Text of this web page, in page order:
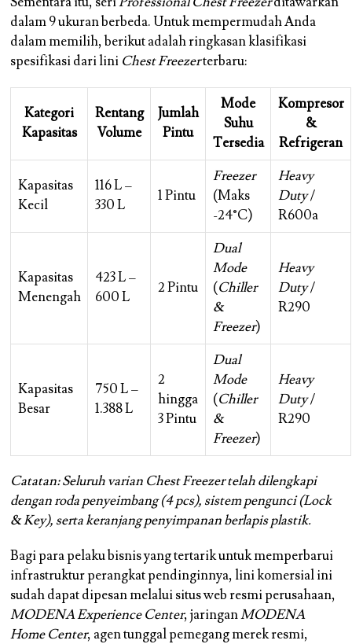
dalam 9 ukuran berbeda. Untuk mempermudah Anda
dalam memilih, berikut adalah ringkasan klasifikasi
spesifikasi dari lini Chest Freezerterbaru:
Kategori
Kapasitas
Rentang
Volume
Jumlah
Pintu
Mode
Suhu
Tersedia
Kompresor
&
Refrigeran
Kapasitas
Kecil
116 L –
330 L
1 Pintu
Freezer
(Maks
-24°C)
Heavy
Duty/
R600a
Kapasitas
Menengah
423 L –
600 L
2 Pintu
Dual
Mode
(Chiller
&
Freezer)
Heavy
Duty/
R290
Kapasitas
Besar
750 L –
1.388 L
2
hingga
3 Pintu
Dual
Mode
(Chiller
&
Freezer)
Heavy
Duty/
R290
Catatan: Seluruh varian Chest Freezer telah dilengkapi
dengan roda penyeimbang (4 pcs), sistem pengunci (Lock
& Key), serta keranjang penyimpanan berlapis plastik.
Bagi para pelaku bisnis yang tertarik untuk memperbarui
infrastruktur perangkat pendinginnya, lini komersial ini
sudah dapat dipesan melalui situs web resmi perusahaan,
MODENA Experience Center, jaringanMODENA
Home Center, agen tunggal pemegang merek resmi,